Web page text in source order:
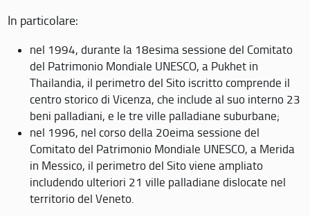
In particolare:
nel 1994, durante la 18esima sessione del Comitato
del Patrimonio Mondiale UNESCO, a Pukhet in
Thailandia, il perimetro del Sito iscritto comprende il
centro storico di Vicenza, che include al suo interno 23
beni palladiani, e le tre ville palladiane suburbane;
nel 1996, nel corso della 20eima sessione del
Comitato del Patrimonio Mondiale UNESCO, a Merida
in Messico, il perimetro del Sito viene ampliato
includendo ulteriori 21 ville palladiane dislocate nel
territorio del Veneto.